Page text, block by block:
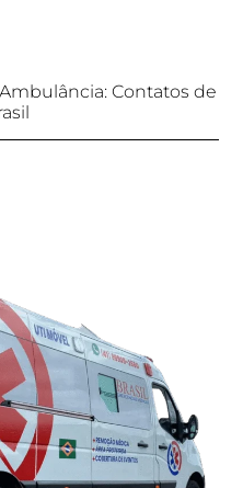
Contatos de